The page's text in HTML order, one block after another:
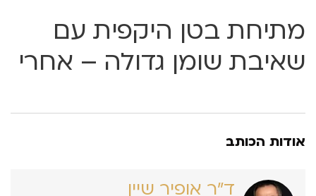
מתיחת בטן היקפית עם
שאיבת שומן גדולה – אחרי
אודות הכותב
ד״ר אופיר שיין